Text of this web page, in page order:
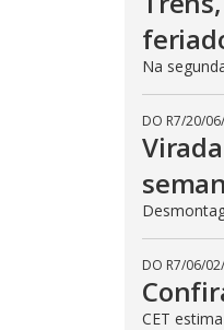
Na
DO R7/20/
DO R7/06/
CET